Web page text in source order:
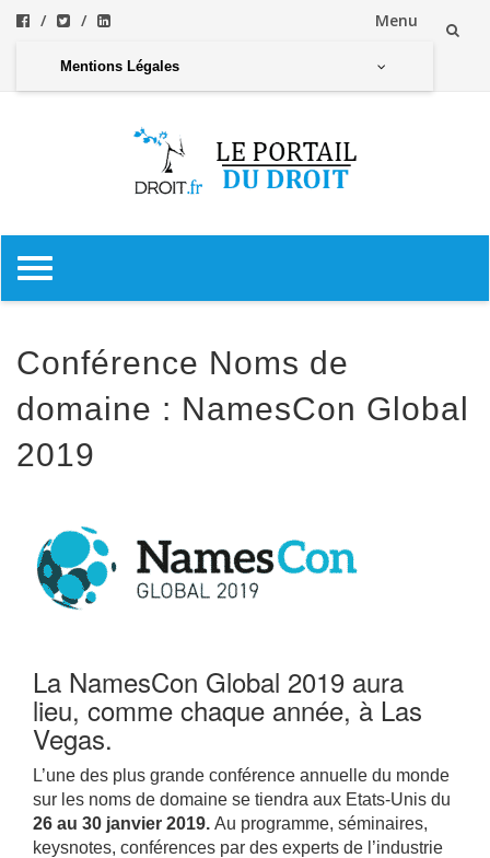
Menu
Mentions Légales
Conférence Noms de
domaine : NamesCon Global
2019
La NamesCon Global 2019 aura
lieu, comme chaque année, à Las
Vegas.
L’une des plus grande conférence annuelle du monde
sur les noms de domaine se tiendra aux Etats-Unis du
26 au 30 janvier 2019. Au programme, séminaires,
keysnotes, conférences par des experts de l’industrie